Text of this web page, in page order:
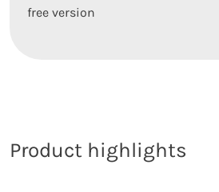
free version
Product highlights